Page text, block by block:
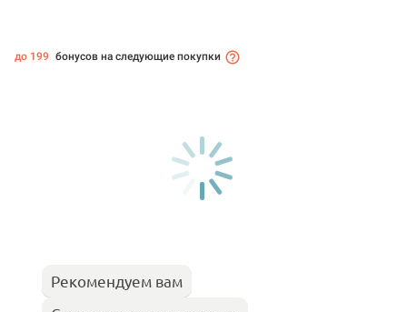
до 199 бонусов на следующие покупки
Рекомендуем вам